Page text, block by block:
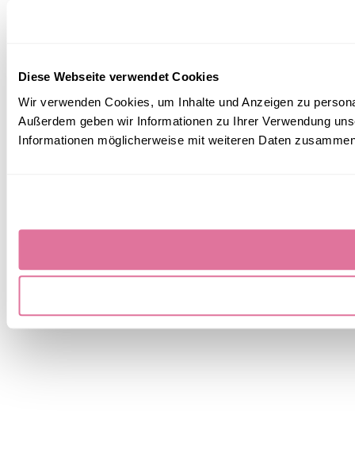
Diese Webseite verwendet Cookies
Wir verwenden Cookies, um Inhalte und Anzeigen zu
Außerdem geben wir Informationen zu Ihrer Verwendung
Informationen möglicherweise mit weiteren Daten